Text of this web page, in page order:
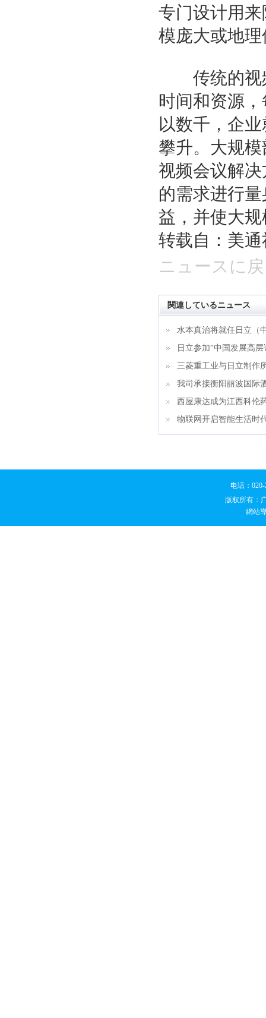
专门设计用
模庞大或地
传统的视频
时间和资源
以数千，企
攀升。大规
视频会议解
的需求进行
益，并使大
转载自：美
ニュースに
関連しているニュース
水本真治将就任日立（
日立参加“中国发展高层
三菱重工业与日立制作
我司承接衡阳丽波国际
西屋康达成为江西科伦
物联网开启智能生活时
电话：
版权所有：
網站